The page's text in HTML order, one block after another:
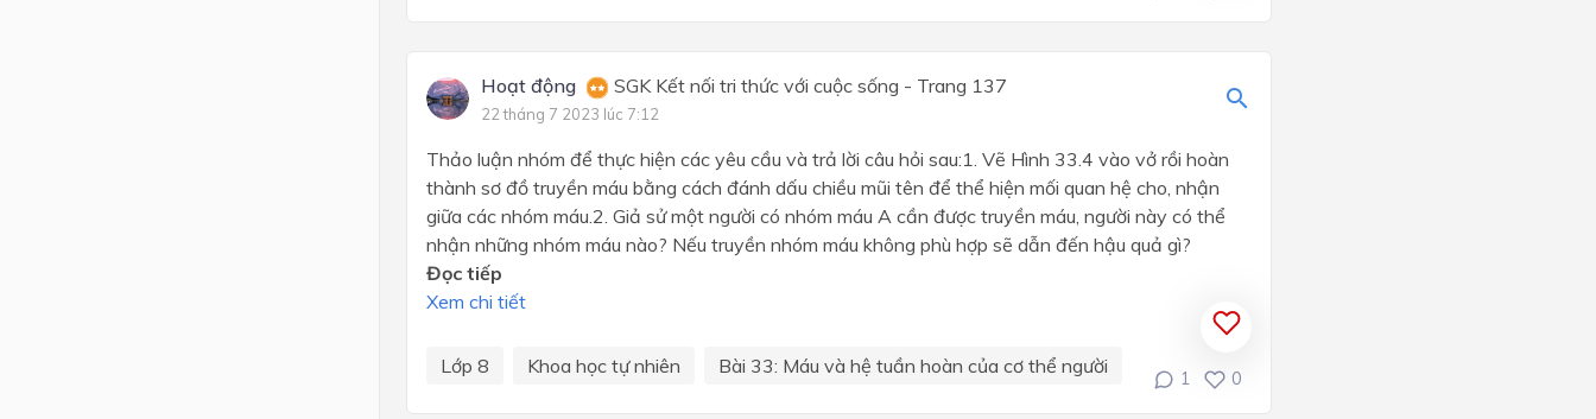
Hoạt động SGK Kết nối tri thức với cuộc sống - Trang 137
22 tháng 7 2023 lúc 7:12
Thảo luận nhóm để thực hiện các yêu cầu và trả lời câu hỏi sau:1. Vẽ Hình 33.4 vào vở rồi hoàn
thành sơ đồ truyền máu bằng cách đánh dấu chiều mũi tên để thể hiện mối quan hệ cho, nhận
giữa các nhóm máu.2. Giả sử một người có nhóm máu A cần được truyền máu, người này có thể
nhận những nhóm máu nào? Nếu truyền nhóm máu không phù hợp sẽ dẫn đến hậu quả gì?
Đọc tiếp
Xem chi tiết
Lớp 8 Khoa học tự nhiên Bài 33: Máu và hệ tuần hoàn của cơ thể người
1 0